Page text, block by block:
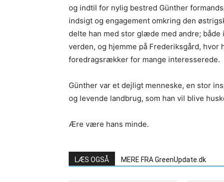
og indtil for nylig bestred Günther
indsigt og engagement omkring den
delte han med stor glæde med andre;
verden, og hjemme på Frederiksgård,
foredragsrækker for mange interesserede.
Günther var et dejligt menneske, en stor
og levende landbrug, som han vil blive
Ære være hans minde.
LÆS OGSÅ MERE FRA GreenUpdate.dk